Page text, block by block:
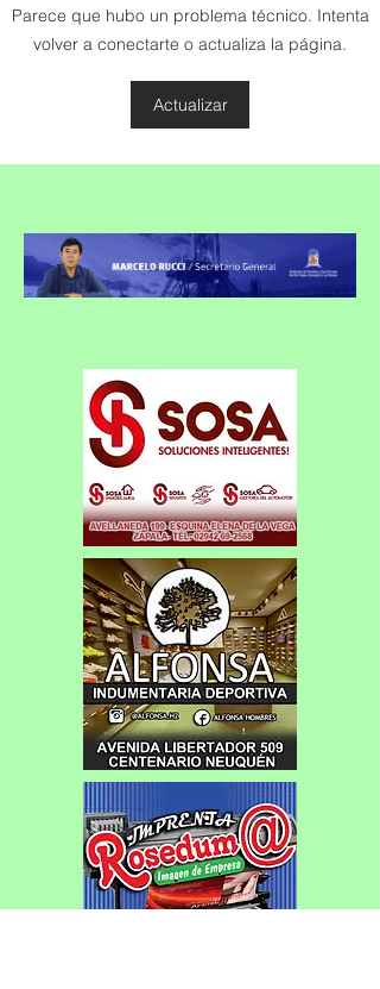
Parece que hubo un problema técnico. Intenta
volver a conectarte o actualiza la página.
Actualizar